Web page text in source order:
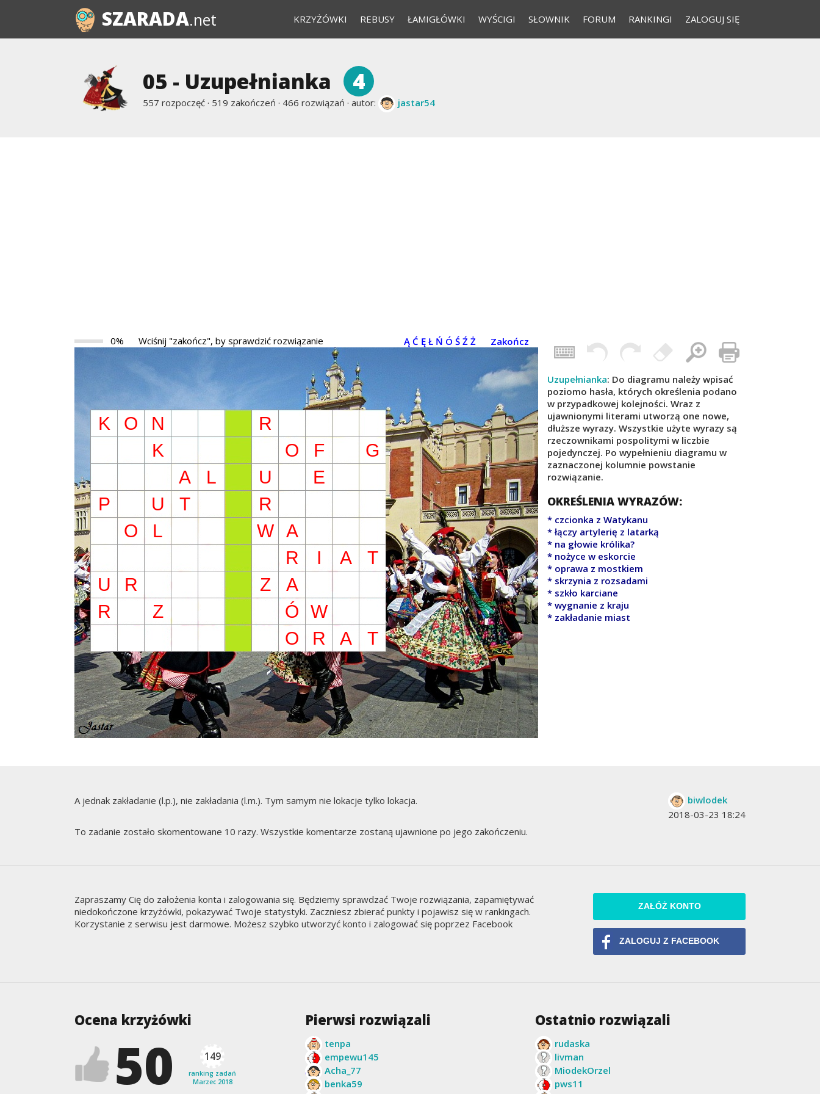
KRZYŻÓWKI REBUSY ŁAMIGŁÓWKI WYŚCIGI SŁOWNIK FORUM RANKINGI ZALOGUJ SIĘ
SZARADA.net
05 - Uzupełnianka 4
557 rozpoczęć · 519 zakończeń · 466 rozwiązań · autor: jastar54
Zakończ
Wciśnij "zakończ", by sprawdzić rozwiązanie Ą Ć Ę Ł Ń Ó Ś Ź Ż
0%
K O N
R
K
O F
G
A
L U
E
P
U T
R
O
L W
A
R
I A
T
U
R Z
A
R
Z Ó
W
O
R A T
Uzupełnianka: Do diagramu należy wpisać
poziomo hasła, których określenia podano
w przypadkowej kolejności. Wraz z
ujawnionymi literami utworzą one nowe,
dłuższe wyrazy. Wszystkie użyte wyrazy są
rzeczownikami pospolitymi w liczbie
pojedynczej. Po wypełnieniu diagramu w
zaznaczonej kolumnie powstanie
rozwiązanie.
OKREŚLENIA WYRAZÓW:
* czcionka z Watykanu
* łączy artylerię z latarką
* na głowie królika?
* nożyce w eskorcie
* oprawa z mostkiem
* skrzynia z rozsadami
* szkło karciane
* wygnanie z kraju
* zakładanie miast
biwlodek
2018-03-23 18:24
A jednak zakładanie (l.p.), nie zakładania (l.m.). Tym samym nie lokacje tylko lokacja.
To zadanie zostało skomentowane 10 razy. Wszystkie komentarze zostaną ujawnione po jego zakończeniu.
ZAŁÓŻ KONTO
ZALOGUJ Z FACEBOOK
Zapraszamy Cię do założenia konta i zalogowania się. Będziemy sprawdzać Twoje rozwiązania, zapamiętywać
niedokończone krzyżówki, pokazywać Twoje statystyki. Zaczniesz zbierać punkty i pojawisz się w rankingach.
Korzystanie z serwisu jest darmowe. Możesz szybko utworzyć konto i zalogować się poprzez Facebook
Ocena krzyżówki
50 149
ranking zadań
Marzec 2018
Pierwsi rozwiązali
tenpa
empewu145
Acha_77
benka59
Ostatnio rozwiązali
rudaska
livman
MiodekOrzel
pws11